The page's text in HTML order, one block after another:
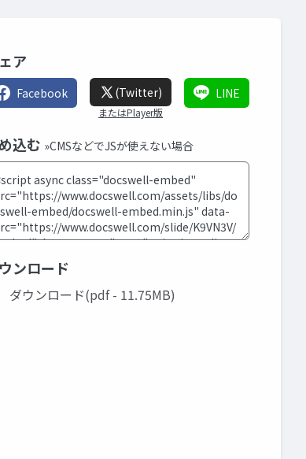
ア
Facebook (Twitter)
またはPlayer版
LINE
込む »CMSなどでJSが使えない場合
ンロード
ダウンロード(pdf - 11.75MB)